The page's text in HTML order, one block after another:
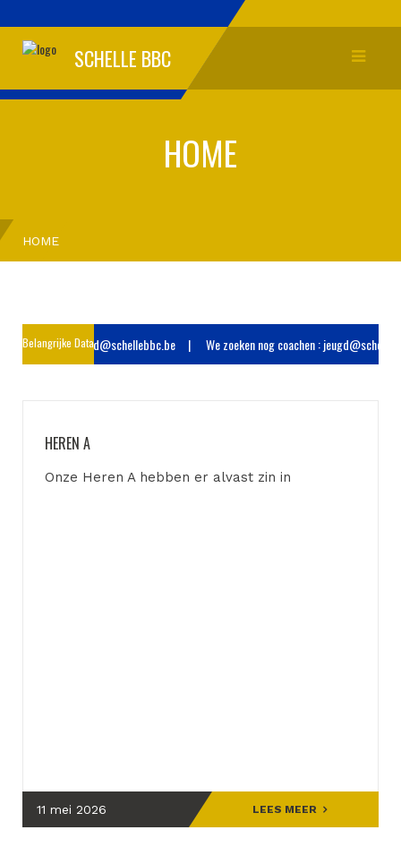
SCHELLE BBC
HOME
HOME
Belangrijke Data :
coachen : jeugd@schellebbc.be We zoeken nog coachen :
HEREN A
Onze Heren A hebben er alvast zin in
11 mei 2026 LEES MEER